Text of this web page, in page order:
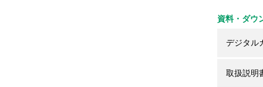
資料・ダウ
デジタル
取扱説明